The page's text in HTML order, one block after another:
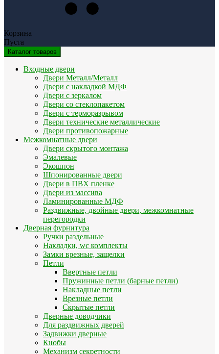
Корзина
Пуста
Каталог товаров
Входные двери
Двери Металл/Металл
Двери с накладкой МДФ
Двери с зеркалом
Двери со стеклопакетом
Двери с терморазрывом
Двери технические металлические
Двери противопожарные
Межкомнатные двери
Двери скрытого монтажа
Эмалевые
Экошпон
Шпонированные двери
Двери в ПВХ пленке
Двери из массива
Ламинированные МДФ
Раздвижные, двойные двери, межкомнатные
перегородки
Дверная фурнитура
Ручки раздельные
Накладки, wc комплекты
Замки врезные, защелки
Петли
Ввертные петли
Пружинные петли (барные петли)
Накладные петли
Врезные петли
Скрытые петли
Дверные доводчики
Для раздвижных дверей
Задвижки дверные
Кнобы
Механизм секретности